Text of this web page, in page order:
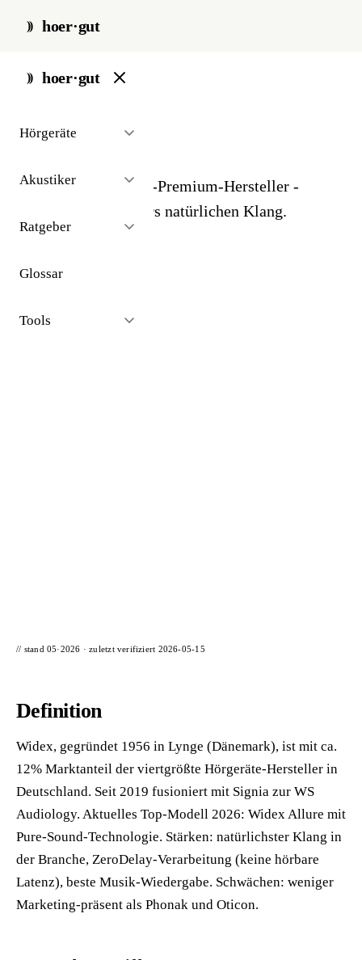
hoer·gut
hoer·gut
Hörgeräte
Akustiker
Ratgeber
Glossar
Tools
start / glossar / widex
Widex
Dänischer Hörgeräte-Premium-Hersteller -
bekannt für besonders natürlichen Klang.
// stand 05·2026 · zuletzt verifiziert 2026-05-15
Definition
Widex, gegründet 1956 in Lynge (Dänemark), ist mit ca.
12% Marktanteil der viertgrößte Hörgeräte-Hersteller in
Deutschland. Seit 2019 fusioniert mit Signia zur WS
Audiology. Aktuelles Top-Modell 2026: Widex Allure mit
Pure-Sound-Technologie. Stärken: natürlichster Klang in
der Branche, ZeroDelay-Verarbeitung (keine hörbare
Latenz), beste Musik-Wiedergabe. Schwächen: weniger
Marketing-präsent als Phonak und Oticon.